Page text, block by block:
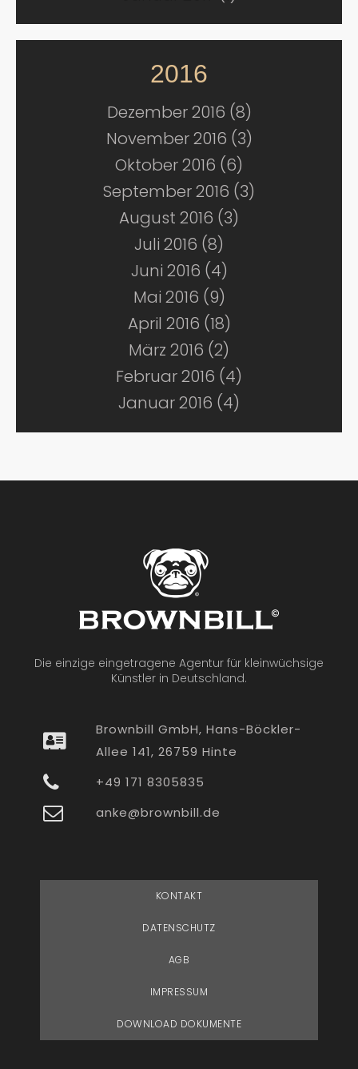
2016
Dezember 2016 (8)
November 2016 (3)
Oktober 2016 (6)
September 2016 (3)
August 2016 (3)
Juli 2016 (8)
Juni 2016 (4)
Mai 2016 (9)
April 2016 (18)
März 2016 (2)
Februar 2016 (4)
Januar 2016 (4)
Die einzige eingetragene Agentur für kleinwüchsige
Künstler in Deutschland.
Brownbill GmbH, Hans-Böckler-
Allee 141, 26759 Hinte
+49 171 8305835
anke@brownbill.de
KONTAKT
DATENSCHUTZ
AGB
IMPRESSUM
DOWNLOAD DOKUMENTE